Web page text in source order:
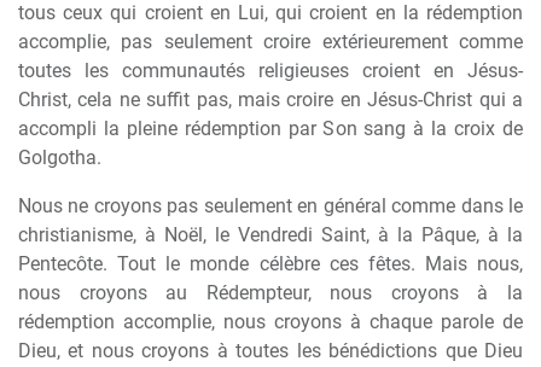
tous ceux qui croient en Lui, qui croient en la rédemption
accomplie, pas seulement croire extérieurement comme
toutes les communautés religieuses croient en Jésus-
Christ, cela ne suffit pas, mais croire en Jésus-Christ qui a
accompli la pleine rédemption par Son sang à la croix de
Golgotha.
Nous ne croyons pas seulement en général comme dans le
christianisme, à Noël, le Vendredi Saint, à la Pâque, à la
Pentecôte. Tout le monde célèbre ces fêtes. Mais nous,
nous croyons au Rédempteur, nous croyons à la
rédemption accomplie, nous croyons à chaque parole de
Dieu, et nous croyons à toutes les bénédictions que Dieu